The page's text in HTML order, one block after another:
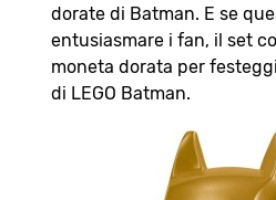
dorate di Batman. E se
entusiasmare i fan, il set
moneta dorata per
di LEGO Batman.